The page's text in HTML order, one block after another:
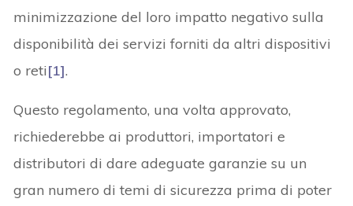
minimizzazione del loro impatto negativo sulla
disponibilità dei servizi forniti da altri dispositivi
o reti[1].
Questo regolamento, una volta approvato,
richiederebbe ai produttori, importatori e
distributori di dare adeguate garanzie su un
gran numero di temi di sicurezza prima di poter